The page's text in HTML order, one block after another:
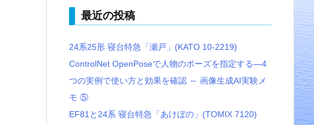
最近の投稿
24系25形 寝台特急「瀬戸」(KATO 10-2219)
ControlNet OpenPoseで人物のポーズを指定する―4
つの実例で使い方と効果を確認 ～ 画像生成AI実験メ
モ ⑤
EF81と24系 寝台特急「あけぼの」(TOMIX 7120)